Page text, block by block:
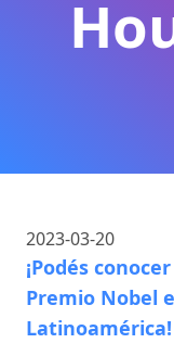
2023-03-20
¡Podés
Premio Nobel
Latinoamérica!